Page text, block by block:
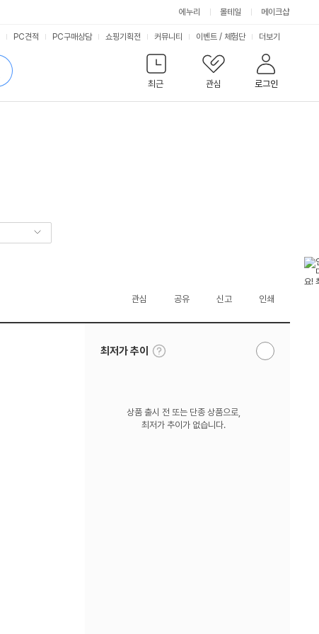
에누리 몰테일 메이크샵
최근
관심 로그인
PC견적 PC구매상담 쇼핑기획전 커뮤니티 이벤트 / 체험단 서
비
스
더보기
관심 공유 신고 인쇄
최저가 추이
툴
팁
알
상품 출시 전 또는 단종 상품으로,
최저가 추이가 없습니다.